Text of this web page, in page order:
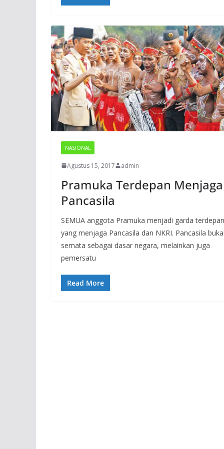
NASIONAL
Agustus 15, 2017 admin
Pramuka Terdepan Menjaga
Pancasila
SEMUA anggota Pramuka menja­di garda terdepan
yang menjaga Pancasila dan NKRI. Pancasila
semata sebagai dasar ne­gara, melainkan juga
pemersatu
Read More